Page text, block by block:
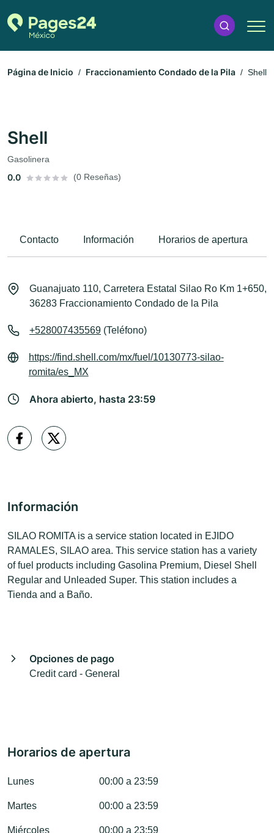
Página de Inicio Fraccionamiento Condado de la Pila Shell
Shell
Gasolinera
0.0 (0 Reseñas)
Contacto Información Horarios de apertura
Guanajuato 110, Carretera Estatal Silao Ro Km 1+650,
36283 Fraccionamiento Condado de la Pila
+528007435569 (Teléfono)
https://find.shell.com/mx/fuel/10130773-silao-
romita/es_MX
Ahora abierto, hasta 23:59
Información
SILAO ROMITA is a service station located in EJIDO
RAMALES, SILAO area. This service station has a variety
of fuel products including Gasolina Premium, Diesel Shell
Regular and Unleaded Super. This station includes a
Tienda and a Baño.
Opciones de pago
Credit card - General
Horarios de apertura
Lunes 00:00 a 23:59
Martes 00:00 a 23:59
Miércoles 00:00 a 23:59